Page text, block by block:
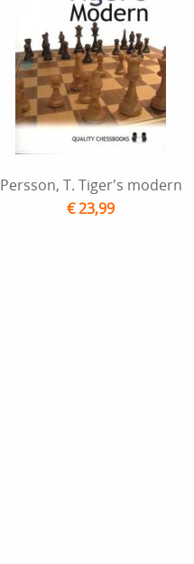
Persson, T. Tiger's modern
€ 23,99